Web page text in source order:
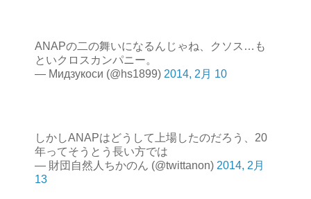
ANAPの二の舞いになるんじゃね、クソス…も
といクロスカンパニー。
— Мидзукоси (@hs1899) 2014, 2月 10
しかしANAPはどうして上場したのだろう、20
年ってそうとう長い方では
— 財団自然人ちかのん (@twittanon) 2014, 2月
13